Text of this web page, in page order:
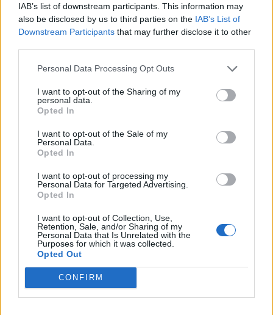
IAB’s list of downstream participants. This information may
also be disclosed by us to third parties on the IAB’s List of
Downstream Participants that may further disclose it to other
Personal Data Processing Opt Outs
I want to opt-out of the Sharing of my
personal data.
Opted In
I want to opt-out of the Sale of my
Personal Data.
Opted In
I want to opt-out of processing my
Personal Data for Targeted Advertising.
Opted In
I want to opt-out of Collection, Use,
Retention, Sale, and/or Sharing of my
Personal Data that Is Unrelated with the
Purposes for which it was collected.
Opted Out
CONFIRM
PIÙ INFORMAZIONI SU
CRONACA NERA
Selezioniamo per te
Il meglio di